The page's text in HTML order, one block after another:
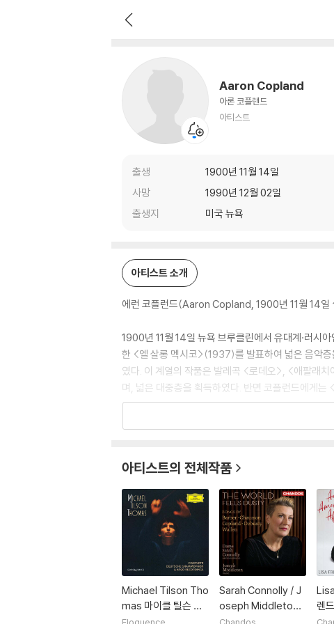
Aaron Copland
아론 코플랜드
아티스트
출생
1900년 11월 14일
사망
1990년 12월 02일
출생지
미국 뉴욕
아티스트 소개
에런 코플런드(Aaron Copland, 1900년 11월 14일
1900년 11월 14일 뉴욕 브루클린에서 유대계·러시
한 <엘 살롱 멕시코>(1937)를 발표하여 넓은 음악층
였다. 이 계열의 작품은 발레곡 <로데오>, <애팔래
며, 넓은 대중층을 획득하였다. 반면 코플런드에게
아티스트의 전체작품
Michael Tilson Tho
mas 마이클 틸슨 토
머스 DG & 아르고 녹
Sarah Connolly / J
oseph Middleton
(사라 코놀리 / 조셉
렌
트